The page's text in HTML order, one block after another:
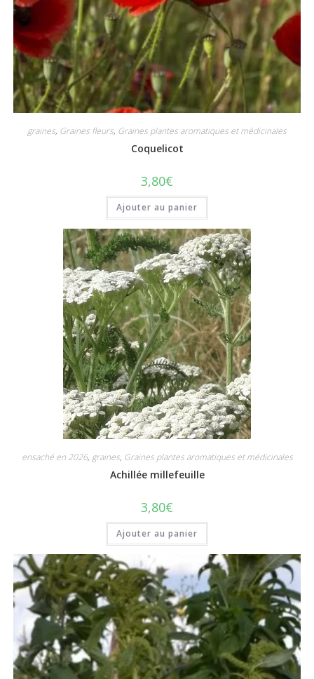
graines, Graines fleurs, Graines plantes aromatiques et médicinales
Coquelicot
3,80€
Ajouter au panier
ensaché en 2026, graines, Graines plantes aromatiques et médicinales
Achillée millefeuille
3,80€
Ajouter au panier